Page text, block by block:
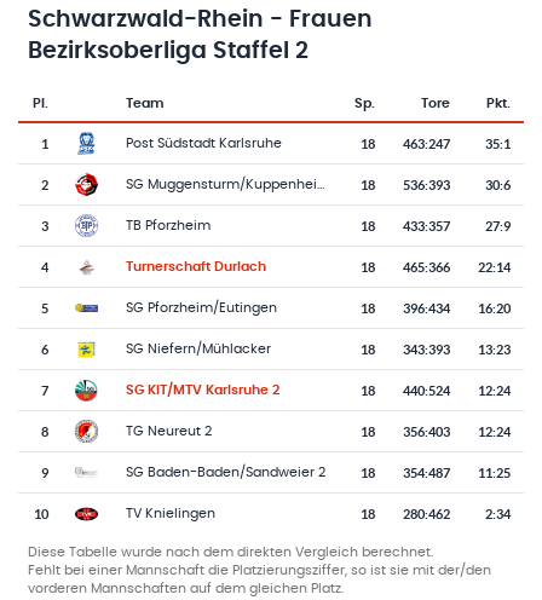
Schwarzwald-Rhein - Frauen
Bezirksoberliga Staffel 2
Tabelle mit Vereinsplatzierungen, Spielen, Toren und Punkten
Pl.
Team-Logo
Team Sp. Tore Pkt.
1 Post Südstadt Karlsruhe 18 463:247 35:1
2 SG Muggensturm/Kuppenheim 2 18 536:393 30:6
3 TB Pforzheim 18 433:357 27:9
4 Turnerschaft Durlach 18 465:366 22:14
5 SG Pforzheim/Eutingen 18 396:434 16:20
6 SG Niefern/Mühlacker 18 343:393 13:23
7 SG KIT/MTV Karlsruhe 2 18 440:524 12:24
8 TG Neureut 2 18 356:403 12:24
9 SG Baden-Baden/Sandweier 2 18 354:487 11:25
10 TV Knielingen 18 280:462 2:34
Diese Tabelle wurde nach dem direkten Vergleich berechnet.
Fehlt bei einer Mannschaft die Platzierungsziffer, so ist sie mit der/den
vorderen Mannschaften auf dem gleichen Platz.